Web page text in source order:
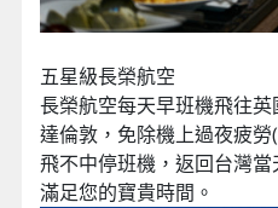
五星級長榮航空
長榮航空每天早班機飛往
達倫敦，免除機上過夜疲
飛不中停班機，返回台灣
滿足您的寶貴時間。